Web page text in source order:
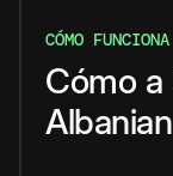
CÓMO FUNCIONA
Cómo a
Albanian